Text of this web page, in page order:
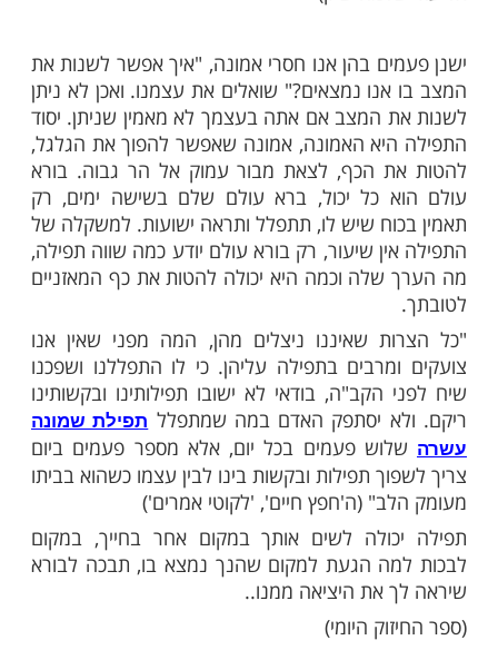
ירח, כוכבים ועוד. ואיך אתה מתפעל
לך שאין לך כי אם ארבעה ימים לחיות?
עולם, יוצר העולם,אשר יצראת המחלה ואת
הוא הרופא הנאמן, הוא בוודאי יעזור לך, לך
נפשך לפני בורא עולם, מבטיח אני לך
ותאריך ימים".
מביתו של הרב, הלך לבית המדרש הקרוב
הקב"ה בדמעות שליש. תפילותיו ודמעותיו
והוא חי עוד שנים ארוכות ובריאות. (הרב
שיק)
בהן אנו חסרי אמונה, "איך אפשר לשנות את
נמצאים?" שואלים את עצמנו. ואכן לא ניתן
המצב אם אתה בעצמך לא מאמין שניתן. יסוד
האמונה, אמונה שאפשר להפוך את הגלגל,
הכף, לצאת מבור עמוק אל הר גבוה. בורא
כל יכול, ברא עולם שלם בשישה ימים, רק
שיש לו, תתפלל ותראה ישועות. למשקלה של